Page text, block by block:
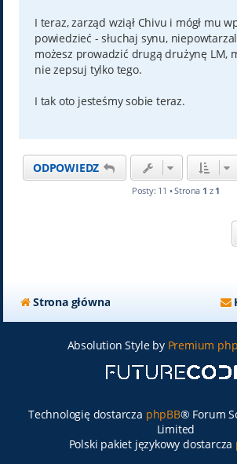
I teraz, zarząd wziął Chivu i mógł mu
powiedzieć - słuchaj synu,
możesz prowadzić drugą drużynę LM,
nie zepsuj tylko tego.
I tak oto jesteśmy sobie teraz.
ODPOWIEDZ
Posty: 11 • Strona 1 z 1
Strona główna
Absolution Style by Premium
Technologię dostarcza phpBB® Forum
Limited
Polski pakiet językowy dostarcza